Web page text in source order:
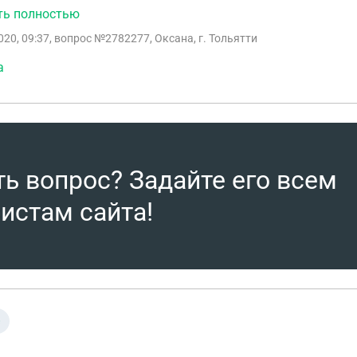
имел исполнительный лист на удержание алиментов в пользу
полностью
09:37, вопрос №2782277, Оксана, г. Тольятти
вопрос? Задайте его всем
сайта!